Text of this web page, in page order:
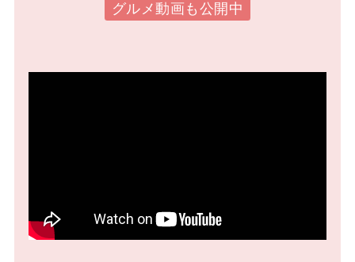
グルメ動画も公開中